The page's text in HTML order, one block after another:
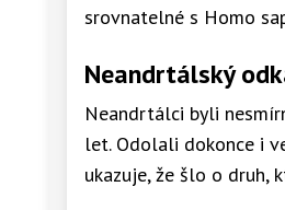
srovnatelné s Homo
Neandrtálský
Neandrtálci byli
let. Odolali dokonce i
ukazuje, že šlo o druh,